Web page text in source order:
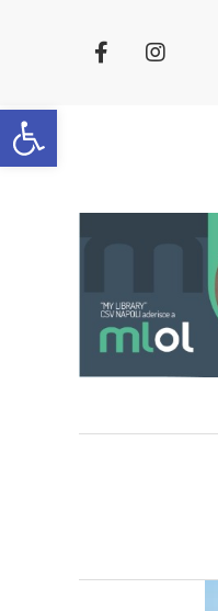
Apri la barra degli strumenti